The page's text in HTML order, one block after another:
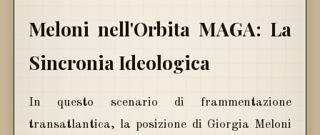
Meloni nell'Orbita MAGA: La
Sincronia Ideologica
In questo scenario di frammentazione
transatlantica, la posizione di Giorgia Meloni